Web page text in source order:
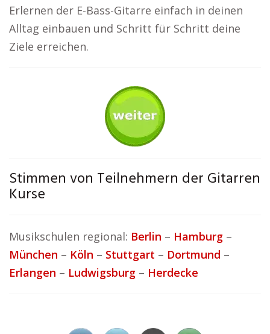
Erlernen der E-Bass-Gitarre einfach in deinen
Alltag einbauen und Schritt für Schritt deine
Ziele erreichen.
Stimmen von Teilnehmern der Gitarren
Kurse
Musikschulen regional: Berlin – Hamburg –
München – Köln – Stuttgart – Dortmund –
Erlangen – Ludwigsburg – Herdecke